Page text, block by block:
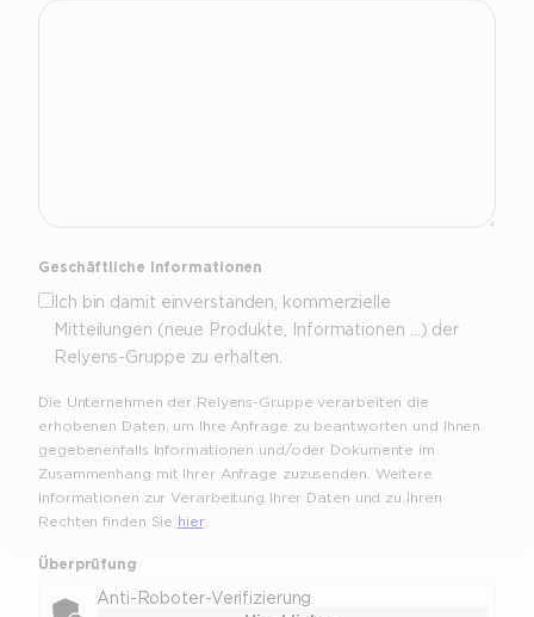
Geschäftliche Informationen
Ich bin damit einverstanden, kommerzielle
Mitteilungen (neue Produkte, Informationen …) der
Relyens-Gruppe zu erhalten.
Die Unternehmen der Relyens-Gruppe verarbeiten die
erhobenen Daten, um Ihre Anfrage zu beantworten und Ihnen
gegebenenfalls Informationen und/oder Dokumente im
Zusammenhang mit Ihrer Anfrage zuzusenden. Weitere
Informationen zur Verarbeitung Ihrer Daten und zu Ihren
Rechten finden Sie hier.
Überprüfung
Anti-Roboter-Verifizierung